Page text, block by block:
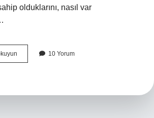
olduklarını, nasıl var
zıt
10 Yorum